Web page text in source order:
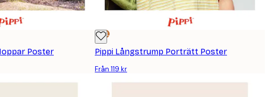
Poster
DEAL
Pippi Långstrump Porträtt Poster
Från 119 kr